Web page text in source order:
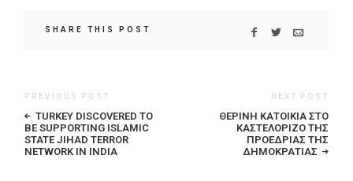
SHARE THIS POST
PREVIOUS POST
TURKEY DISCOVERED TO
BE SUPPORTING ISLAMIC
STATE JIHAD TERROR
NETWORK IN INDIA
NEXT POST
ΘΕΡΙΝΉ ΚΑΤΟΙΚΊΑ ΣΤΟ
ΚΑΣΤΕΛΌΡΙΖΟ ΤΗΣ
ΠΡΟΕΔΡΊΑΣ ΤΗΣ
ΔΗΜΟΚΡΑΤΊΑΣ